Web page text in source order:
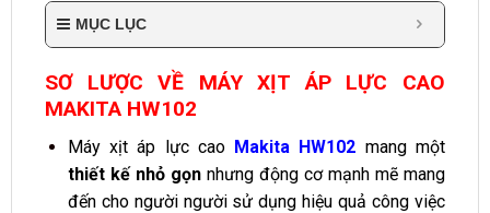
MỤC LỤC
SƠ LƯỢC VỀ MÁY XỊT ÁP LỰC CAO
MAKITA HW102
Máy xịt áp lực cao Makita HW102 mang một
thiết kế nhỏ gọnnhưng động cơ mạnh mẽ mang
đến cho người người sử dụng hiệu quả công việc